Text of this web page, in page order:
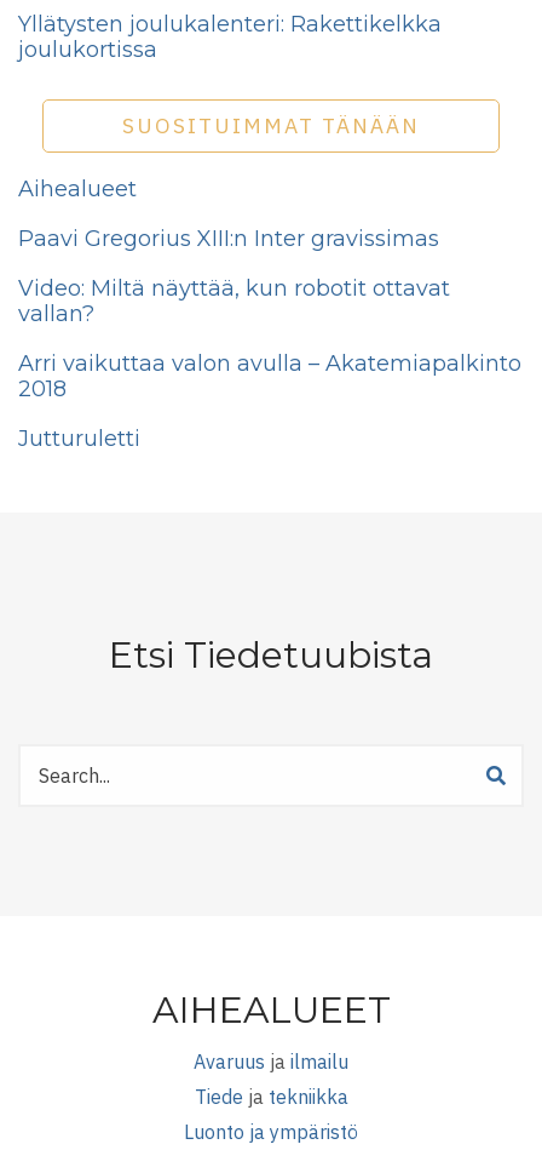
Yllätysten joulukalenteri: Rakettikelkka
joulukortissa
SUOSITUIMMAT TÄNÄÄN
Aihealueet
Paavi Gregorius XIII:n Inter gravissimas
Video: Miltä näyttää, kun robotit ottavat
vallan?
Arri vaikuttaa valon avulla – Akatemiapalkinto
2018
Jutturuletti
Etsi Tiedetuubista
AIHEALUEET
Avaruus ja ilmailu
Tiede ja tekniikka
Luonto ja ympäristö